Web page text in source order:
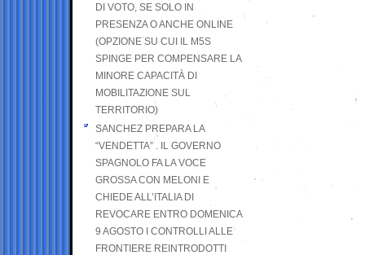
DI VOTO, SE SOLO IN
PRESENZA O ANCHE ONLINE
(OPZIONE SU CUI IL M5S
SPINGE PER COMPENSARE LA
MINORE CAPACITÀ DI
MOBILITAZIONE SUL
TERRITORIO)
SANCHEZ PREPARA LA
“VENDETTA” . IL GOVERNO
SPAGNOLO FA LA VOCE
GROSSA CON MELONI E
CHIEDE ALL’ITALIA DI
REVOCARE ENTRO DOMENICA
9 AGOSTO I CONTROLLI ALLE
FRONTIERE REINTRODOTTI